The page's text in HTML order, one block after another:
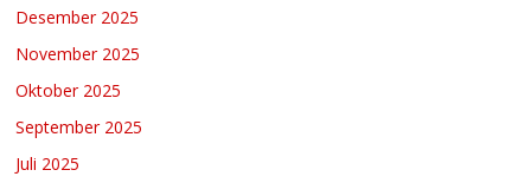
Desember 2025
November 2025
Oktober 2025
September 2025
Juli 2025